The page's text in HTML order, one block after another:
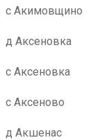
с Акимовщино
д Аксеновка
с Аксеновка
с Аксеново
д Акшенас